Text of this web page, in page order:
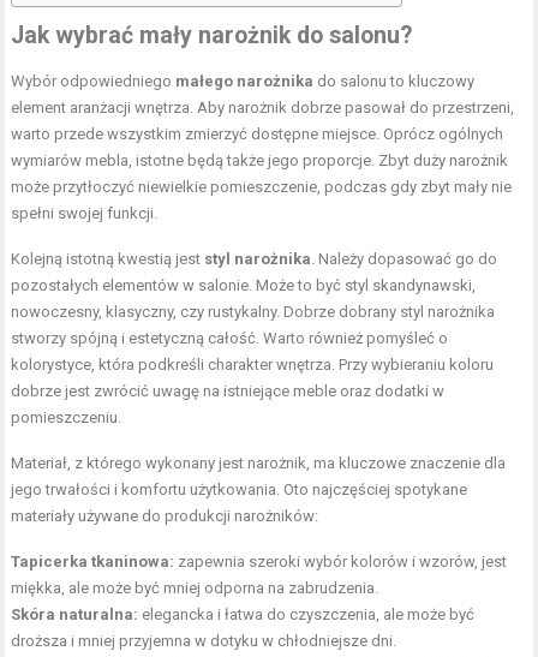
Jak wybrać mały narożnik do salonu?
Wybór odpowiedniego małego narożnika do salonu to kluczowy
element aranżacji wnętrza. Aby narożnik dobrze pasował do przestrzeni,
warto przede wszystkim zmierzyć dostępne miejsce. Oprócz ogólnych
wymiarów mebla, istotne będą także jego proporcje. Zbyt duży narożnik
może przytłoczyć niewielkie pomieszczenie, podczas gdy zbyt mały nie
spełni swojej funkcji.
Kolejną istotną kwestią jest styl narożnika. Należy dopasować go do
pozostałych elementów w salonie. Może to być styl skandynawski,
nowoczesny, klasyczny, czy rustykalny. Dobrze dobrany styl narożnika
stworzy spójną i estetyczną całość. Warto również pomyśleć o
kolorystyce, która podkreśli charakter wnętrza. Przy wybieraniu koloru
dobrze jest zwrócić uwagę na istniejące meble oraz dodatki w
pomieszczeniu.
Materiał, z którego wykonany jest narożnik, ma kluczowe znaczenie dla
jego trwałości i komfortu użytkowania. Oto najczęściej spotykane
materiały używane do produkcji narożników:
Tapicerka tkaninowa: zapewnia szeroki wybór kolorów i wzorów, jest
miękka, ale może być mniej odporna na zabrudzenia.
Skóra naturalna: elegancka i łatwa do czyszczenia, ale może być
droższa i mniej przyjemna w dotyku w chłodniejsze dni.